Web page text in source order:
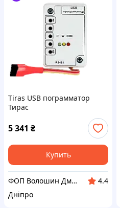
Tiras USB пограмматор
Тирас
5 341 ₴
Купить
ФОП Волошин Дмитро Олексійович
4.4
Дніпро